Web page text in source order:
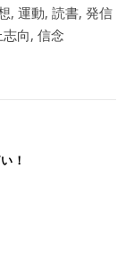
, 運動, 読書, 発信
志向, 信念
！